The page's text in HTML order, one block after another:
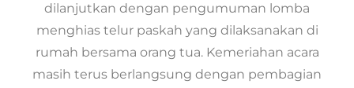
dilanjutkan dengan pengumuman lomba
menghias telur paskah yang dilaksanakan di
rumah bersama orang tua. Kemeriahan acara
masih terus berlangsung dengan pembagian